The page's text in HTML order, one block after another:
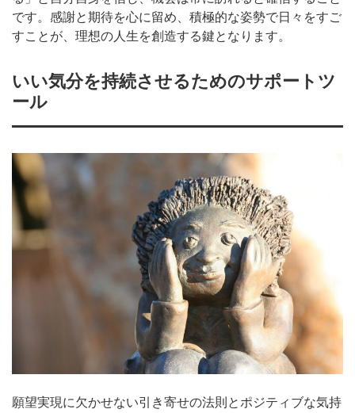
です。感謝と期待を心に留め、積極的な姿勢で日々をすご
すことが、理想の人生を創造する鍵となります。
いい気分を持続させるためのサポートツ
ール
願望実現に欠かせない引き寄せの法則とポジティブな気持